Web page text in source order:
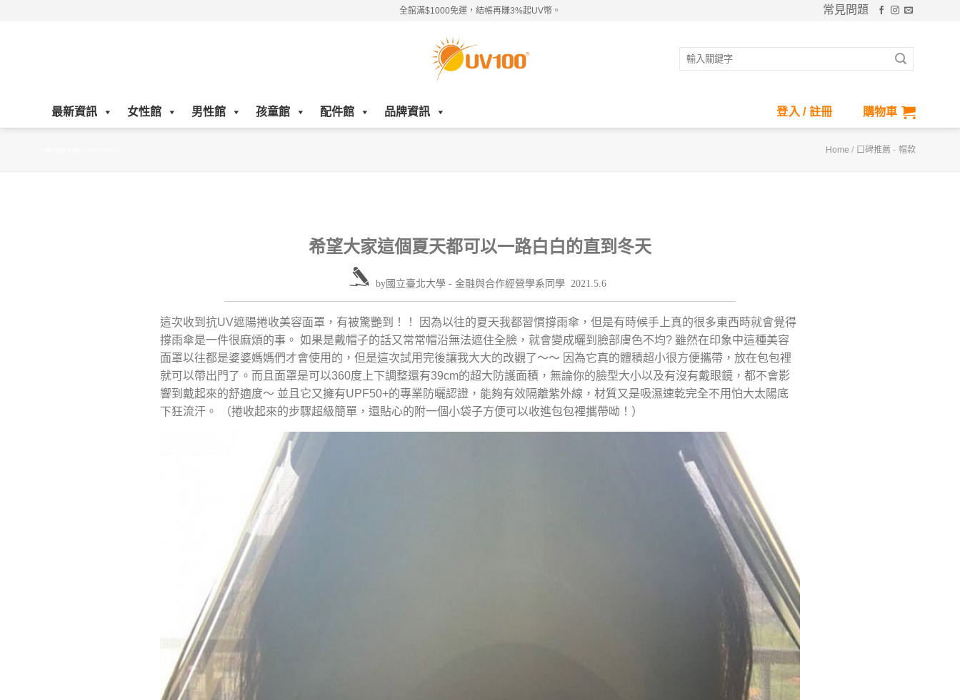
全館滿$1000免運，結帳再賺3%起UV幣。 常見問題
搜
最新資訊 女性館 男性館 孩童館 配件館 品牌資訊 登入 / 註冊 購物車
Home / 口碑推薦 - 帽款
希望大家這個夏天都可以一路白白的直到冬天
by國立臺北大學 - 金融與合作經營學系同學 2021.5.6
這次收到抗UV遮陽捲收美容面罩，有被驚艷到！！ 因為以往的夏天我都習慣撐雨傘，但是有時候手上真的很多東西時就會覺得
撐雨傘是一件很麻煩的事。 如果是戴帽子的話又常常帽沿無法遮住全臉，就會變成曬到臉部膚色不均? 雖然在印象中這種美容
面罩以往都是婆婆媽媽們才會使用的，但是這次試用完後讓我大大的改觀了～～ 因為它真的體積超小很方便攜帶，放在包包裡
就可以帶出門了。而且面罩是可以360度上下調整還有39cm的超大防護面積，無論你的臉型大小以及有沒有戴眼鏡，都不會影
響到戴起來的舒適度～ 並且它又擁有UPF50+的專業防曬認證，能夠有效隔離紫外線，材質又是吸濕速乾完全不用怕大太陽底
下狂流汗。 （捲收起來的步驟超級簡單，還貼心的附一個小袋子方便可以收進包包裡攜帶呦！）